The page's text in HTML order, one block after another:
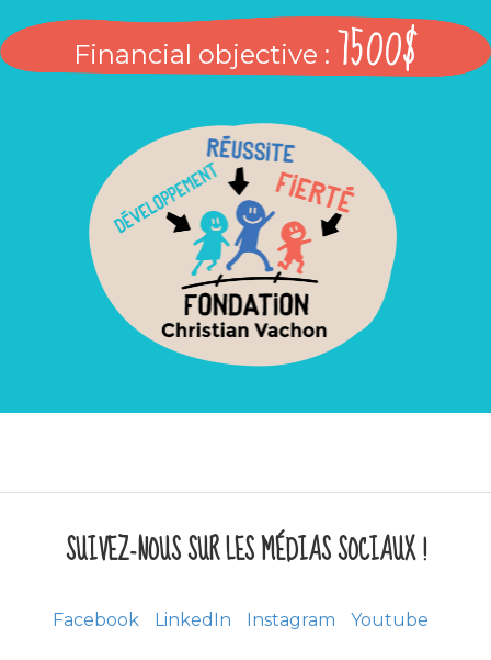
Financial objective : 7500$
SUIVEZ-NOUS SUR LES MÉDIAS SOCIAUX !
Facebook LinkedIn Instagram Youtube